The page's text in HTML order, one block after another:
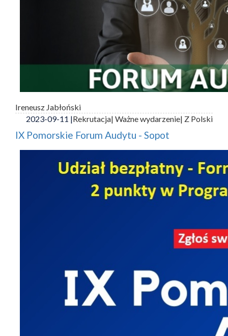
Ireneusz Jabłoński
2023-09-11 |Rekrutacja| Ważne wydarzenie| Z Polski
IX Pomorskie Forum Audytu - Sopot